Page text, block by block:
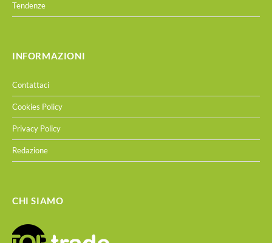
Tendenze
INFORMAZIONI
Contattaci
Cookies Policy
Privacy Policy
Redazione
CHI SIAMO